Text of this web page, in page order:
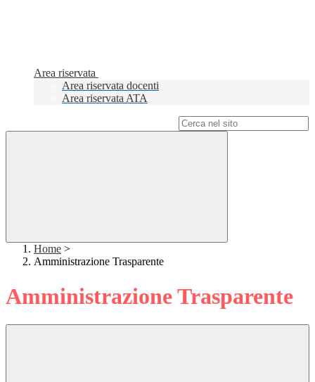
Area riservata
Area riservata docenti
Area riservata ATA
Home >
Amministrazione Trasparente
Amministrazione Trasparente